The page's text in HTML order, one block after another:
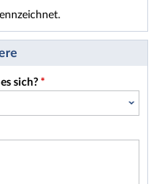
sich? *